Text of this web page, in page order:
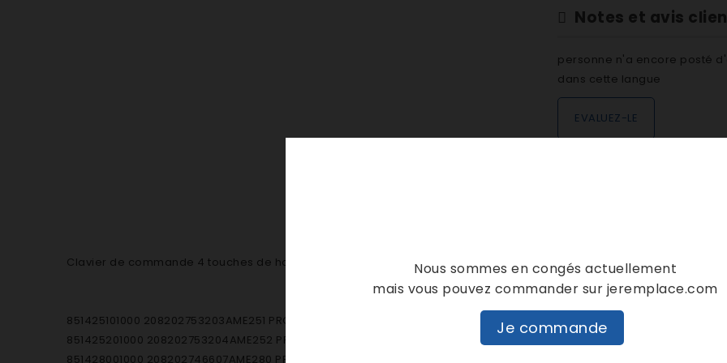
Notes et avis
personne n'a encore posté
dans cette langue
EVALUEZ-LE
Clavier de commande 4 touches de hotte Hotpoint C00311446
851425101000 208202753203AME251 PROFESSIONNELS HOTTE
851425201000 208202753204AME252 PROFESSIONNELS HOTTE
851428001000 208202746607AME280 PROFESSIONNELS HOTTE
Nous sommes en congés actuellement
mais vous pouvez commander sur jeremplace.com
Je commande